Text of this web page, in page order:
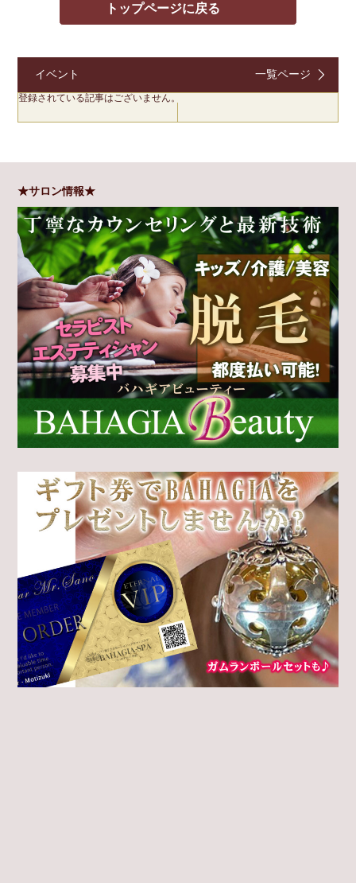
トップページに戻る
イベント 一覧ページ
登録されている記事はございません。
★サロン情報★